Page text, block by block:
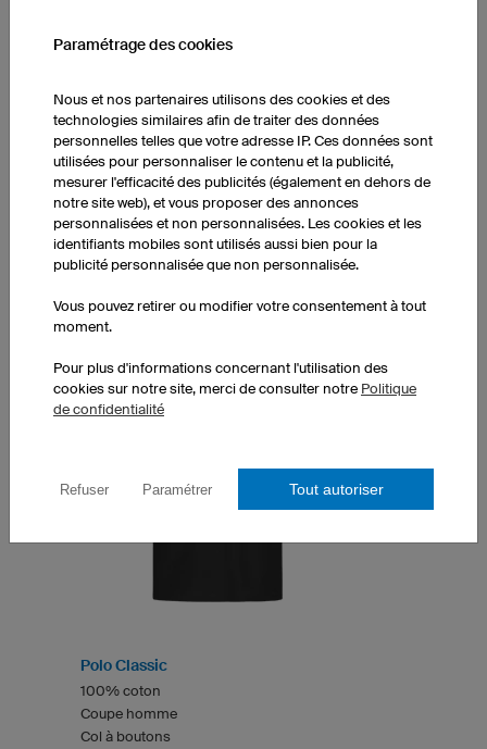
Sweat Prime
Coupe unisexe
Hors coûts d'impression
1 pièce : 25,90 € par pièce
10 pièces : 21,90 € par pièce
50 pièces : 15,40 € par pièce
Polo Classic
100% coton
Coupe homme
Col à boutons
Paramétrage des cookies
Nous et nos partenaires utilisons des cookies et des
technologies similaires afin de traiter des données
personnelles telles que votre adresse IP. Ces données sont
utilisées pour personnaliser le contenu et la publicité,
mesurer l'efficacité des publicités (également en dehors de
notre site web), et vous proposer des annonces
personnalisées et non personnalisées. Les cookies et les
identifiants mobiles sont utilisés aussi bien pour la
publicité personnalisée que non personnalisée.
Vous pouvez retirer ou modifier votre consentement à tout
moment.
Pour plus d'informations concernant l'utilisation des
cookies sur notre site, merci de consulter notre Politique
de confidentialité
Refuser Paramétrer Tout autoriser